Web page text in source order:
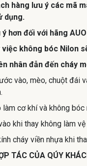
hàng lưu ý các mã
dụng.
hơn đối với hãng
không bóc Nilon
nhân đẫn đến cháy
vào, mèo, chuột đái
làm cơ khí và không
khi thay không làm
cháy viền nhựa khi
TÁC CỦA QÚY